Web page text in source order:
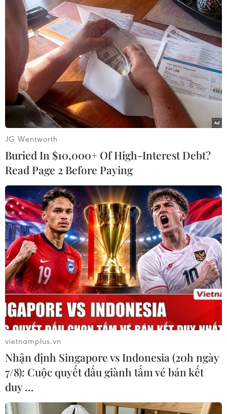
Lá chè xanh, thức uống quen thuộc của người dân nơi đây.
(Ảnh: Minh Quyết/TTXVN)
Khung cảnh chợ quê yên bình trong ngày đầu năm mới. (Ảnh:
Minh Quyết/TTXVN)
JG Wentworth
Buried In $10,000+ Of High-Interest Debt?
Read Page 2 Before Paying
vietnamplus.vn
Nhận định Singapore vs Indonesia (20h ngày
7/8): Cuộc quyết đấu giành tấm vé bán kết
duy …